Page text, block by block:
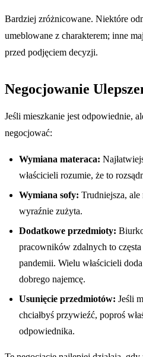
Bardziej zróżnicowane. Niektóre
umeblowane z charakterem; inne
przed podjęciem decyzji.
Negocjowanie
Jeśli mieszkanie jest odpowiednie,
negocjować:
Wymiana materaca:
właścicieli rozumie, że to
Wymiana sofy: Trudniejsza,
wyraźnie zużyta.
Dodatkowe przedmioty:
pracowników zdalnych to
pandemii. Wielu właścicieli
dobrego najemcę.
Usunięcie przedmiotów: Jeśli
chciałbyś przywieźć, poproś
odpowiednika.